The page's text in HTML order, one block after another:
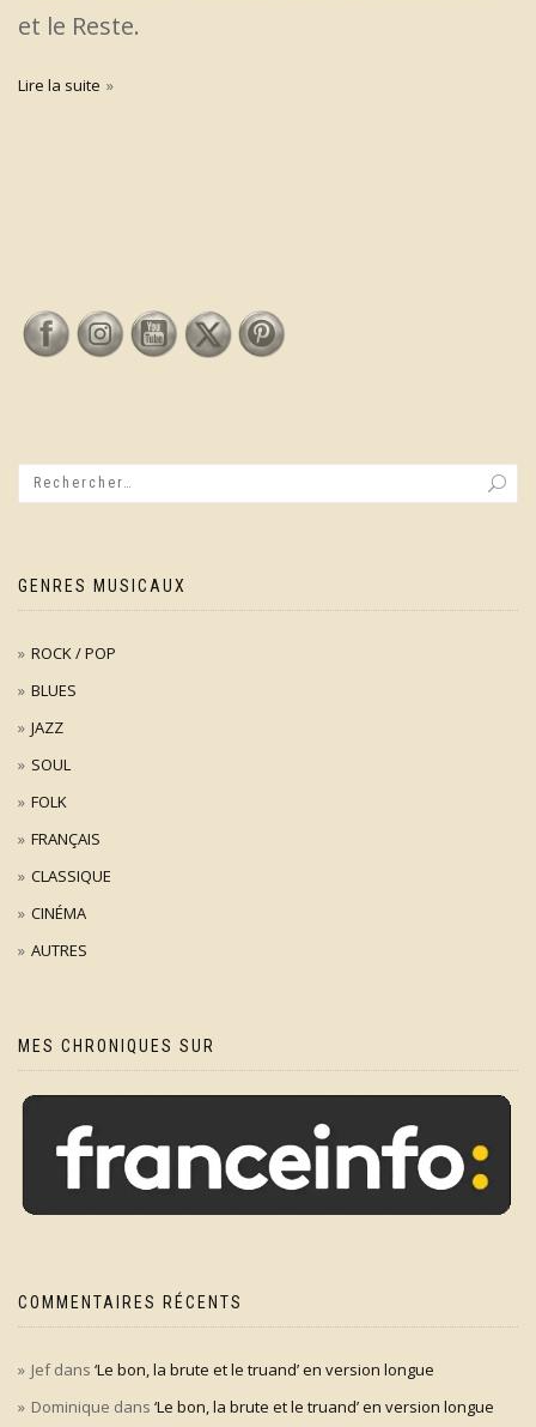
et le Reste.
Lire la suite
GENRES MUSICAUX
ROCK / POP
BLUES
JAZZ
SOUL
FOLK
FRANÇAIS
CLASSIQUE
CINÉMA
AUTRES
MES CHRONIQUES SUR
COMMENTAIRES RÉCENTS
Jefdans ‘Le bon, la brute et le truand’ en version longue
Dominique dans ‘Le bon, la brute et le truand’ en version longue